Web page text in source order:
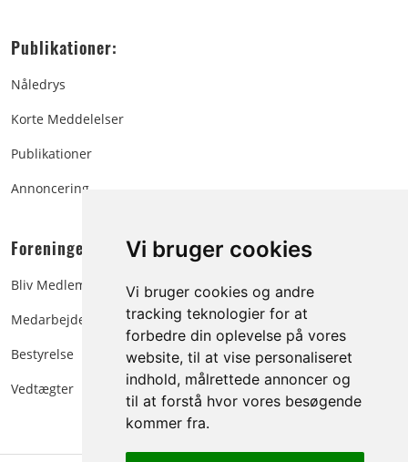
Vi bruger cookies
Vi bruger cookies og andre
tracking teknologier for at
forbedre din oplevelse på vores
website, til at vise personaliseret
indhold, målrettede annoncer og
til at forstå hvor vores besøgende
kommer fra.
Publikationer:
Nåledrys
Korte Meddelelser
Publikationer
Annoncering
Foreningen:
Bliv Medlem
Medarbejdere
Bestyrelse
Vedtægter